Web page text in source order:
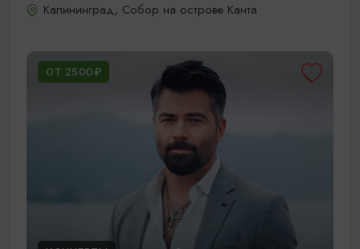
Калининград, Собор на острове Канта
ОТ 2500₽